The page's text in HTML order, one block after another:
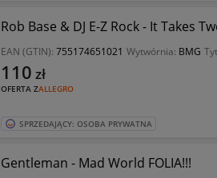
Rob Base & DJ E-Z Rock - It Takes
EAN (GTIN): 755174651021 Wytwórnia: BMG
OFERTA ZALLEGRO
110 zł
SPRZEDAJĄCY: OSOBA PRYWATNA
Gentleman - Mad World FOLIA!!!